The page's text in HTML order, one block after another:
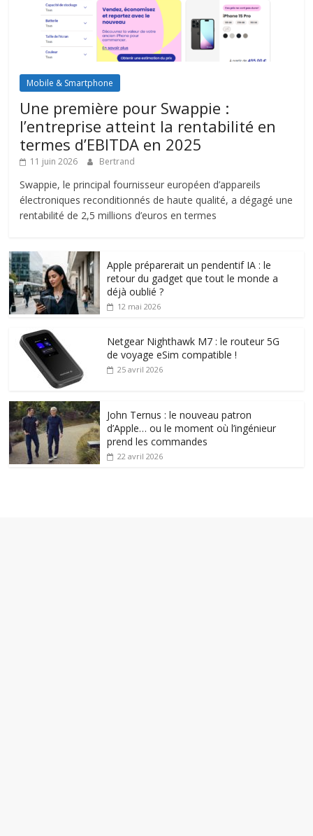
Mobile & Smartphone
Une première pour Swappie :
l’entreprise atteint la rentabilité en
termes d’EBITDA en 2025
11 juin 2026 Bertrand
Swappie, le principal fournisseur européen d’appareils
électroniques reconditionnés de haute qualité, a dégagé une
rentabilité de 2,5 millions d’euros en termes
Apple préparerait un pendentif IA : le
retour du gadget que tout le monde a
déjà oublié ?
12 mai 2026
Netgear Nighthawk M7 : le routeur 5G
de voyage eSim compatible !
25 avril 2026
John Ternus : le nouveau patron
d’Apple… ou le moment où l’ingénieur
prend les commandes
22 avril 2026